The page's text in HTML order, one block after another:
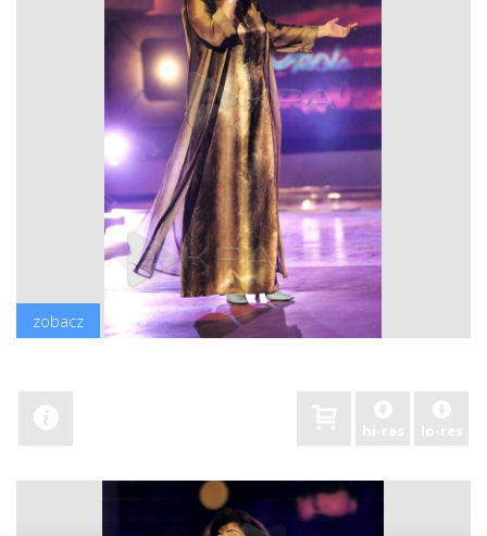
zobacz
hi-res lo-res